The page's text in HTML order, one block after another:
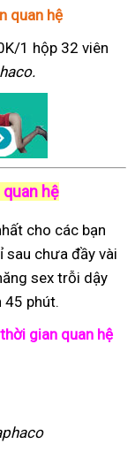
quan hệ
1 hộp 32 viên
.
hệ
cho các bạn
sau chưa đầy vài
sex trỗi dậy
45 phút.
gian quan hệ